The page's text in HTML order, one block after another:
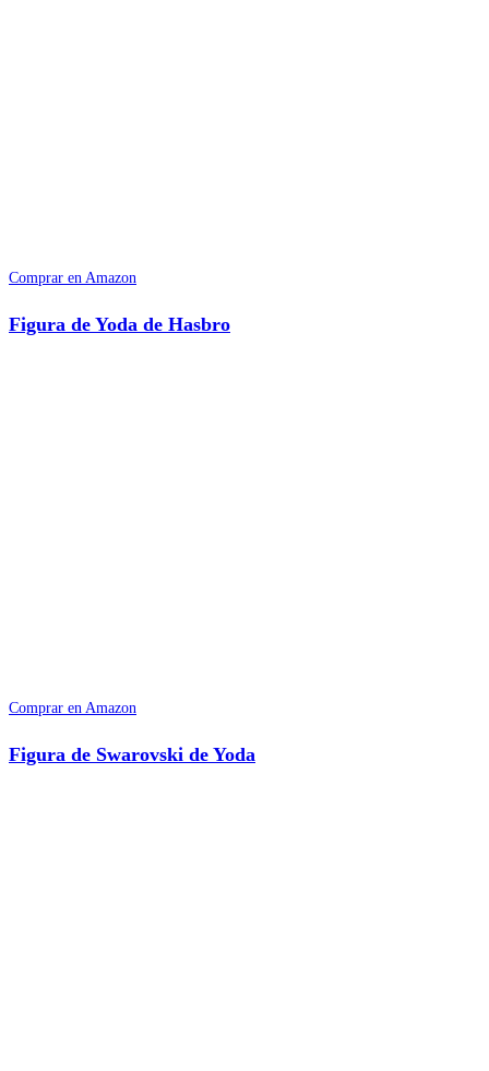
Comprar en Amazon
Figura de Yoda de Hasbro
Comprar en Amazon
Figura de Swarovski de Yoda